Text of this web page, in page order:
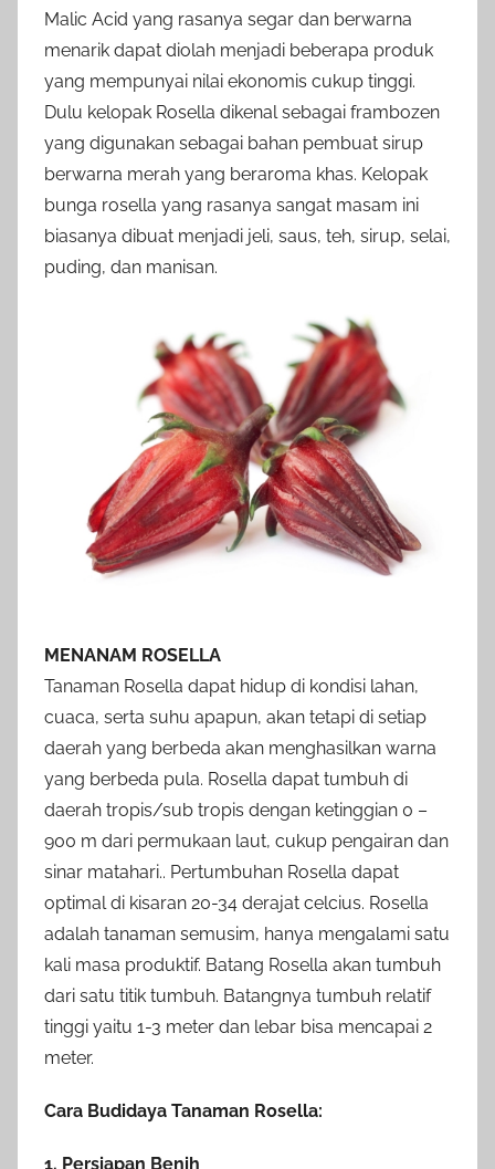
Malic Acid yang rasanya segar dan berwarna
menarik dapat diolah menjadi beberapa produk
yang mempunyai nilai ekonomis cukup tinggi.
Dulu kelopak Rosella dikenal sebagai frambozen
yang digunakan sebagai bahan pembuat sirup
berwarna merah yang beraroma khas. Kelopak
bunga rosella yang rasanya sangat masam ini
biasanya dibuat menjadi jeli, saus, teh, sirup, selai,
puding, dan manisan.
MENANAM ROSELLA
Tanaman Rosella dapat hidup di kondisi lahan,
cuaca, serta suhu apapun, akan tetapi di setiap
daerah yang berbeda akan menghasilkan warna
yang berbeda pula. Rosella dapat tumbuh di
daerah tropis/sub tropis dengan ketinggian 0 –
900 m dari permukaan laut, cukup pengairan dan
sinar matahari.. Pertumbuhan Rosella dapat
optimal di kisaran 20-34 derajat celcius. Rosella
adalah tanaman semusim, hanya mengalami satu
kali masa produktif. Batang Rosella akan tumbuh
dari satu titik tumbuh. Batangnya tumbuh relatif
tinggi yaitu 1-3 meter dan lebar bisa mencapai 2
meter.
Cara Budidaya Tanaman Rosella:
1. Persiapan Benih